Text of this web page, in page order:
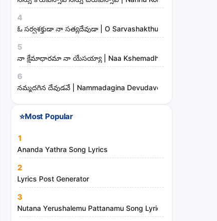
4
ఓ సర్వశక్తుడా నా సత్యదేవుడా | O Sarvashakthudaa Naa
5
నా క్షేమాధారమా నా యేసయ్యా | Naa Kshemadharama Naa
6
నమ్మదగిన దేవుడవే | Nammadagina Devudave Song Lyrics
⭐Most Popular
1
Ananda Yathra Song Lyrics
2
Lyrics Post Generator
3
Nutana Yerushalemu Pattanamu Song Lyrics | Hosanna